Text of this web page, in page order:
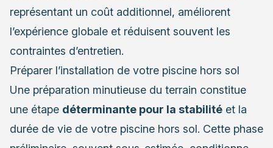
représentant un coût additionnel, améliorent
l’expérience globale et réduisent souvent les
contraintes d’entretien.
Préparer l’installation de votre piscine hors sol
Une préparation minutieuse du terrain constitue
une étape déterminante pour la stabilité et la
durée de vie de votre piscine hors sol. Cette phase